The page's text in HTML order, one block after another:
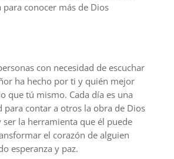
para conocer más de Dios
con necesidad de escuchar
ha hecho por ti y quién mejor
que tú mismo. Cada día es una
para contar a otros la obra de Dios
ser la herramienta que él puede
el corazón de alguien
esperanza y paz.